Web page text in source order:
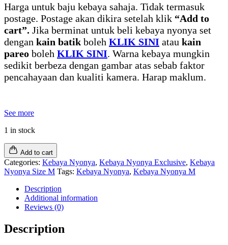
Harga untuk baju kebaya sahaja. Tidak termasuk
postage. Postage akan dikira setelah klik “Add to
cart”. Jika berminat untuk beli kebaya nyonya set
dengan kain batik boleh KLIK SINI atau kain
pareo boleh KLIK SINI. Warna kebaya mungkin
sedikit berbeza dengan gambar atas sebab faktor
pencahayaan dan kualiti kamera. Harap maklum.
See more
1 in stock
Add to cart
Categories: Kebaya Nyonya, Kebaya Nyonya Exclusive, Kebaya
Nyonya Size M Tags: Kebaya Nyonya, Kebaya Nyonya M
Description
Additional information
Reviews (0)
Description